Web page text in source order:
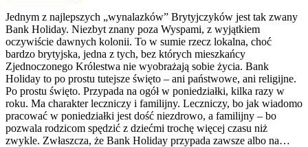
Jednym z najlepszych „wynalazków” Brytyjczyków jest tak zwany
Bank Holiday. Niezbyt znany poza Wyspami, z wyjątkiem
oczywiście dawnych kolonii. To w sumie rzecz lokalna, choć
bardzo brytyjska, jedna z tych, bez których mieszkańcy
Zjednoczonego Królestwa nie wyobrażają sobie życia. Bank
Holiday to po prostu tutejsze święto – ani państwowe, ani religijne.
Po prostu święto. Przypada na ogół w poniedziałki, kilka razy w
roku. Ma charakter leczniczy i familijny. Leczniczy, bo jak wiadomo
pracować w poniedziałki jest dość niezdrowo, a familijny – bo
pozwala rodzicom spędzić z dziećmi trochę więcej czasu niż
zwykle. Zwłaszcza, że Bank Holiday przypada zawsze albo na…